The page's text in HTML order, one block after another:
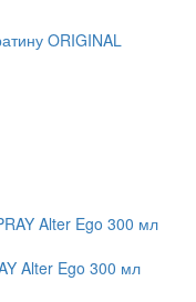
ORIGINAL
Alter Ego 300 мл